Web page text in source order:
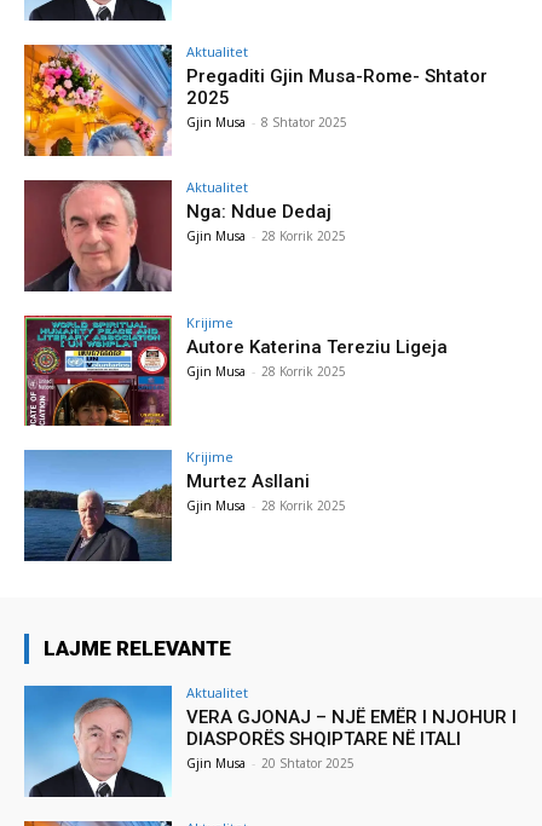
Aktualitet
Pregaditi Gjin Musa-Rome- Shtator
2025
Gjin Musa - 8 Shtator 2025
Aktualitet
Nga: Ndue Dedaj
Gjin Musa - 28 Korrik 2025
Krijime
Autore Katerina Tereziu Ligeja
Gjin Musa - 28 Korrik 2025
Krijime
Murtez Asllani
Gjin Musa - 28 Korrik 2025
LAJME RELEVANTE
Aktualitet
VERA GJONAJ – NJË EMËR I NJOHUR I
DIASPORËS SHQIPTARE NË ITALI
Gjin Musa - 20 Shtator 2025